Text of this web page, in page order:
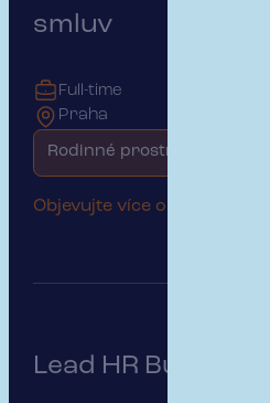
smluv
Full-time
Praha
Objevujte více o této pozici
Rodinné prostředí
Lead HR